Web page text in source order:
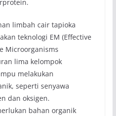
limbah cair tapioka
teknologi EM (Effective
Microorganisms
lima kelompok
melakukan
seperti senyawa
dan oksigen.
bahan organik